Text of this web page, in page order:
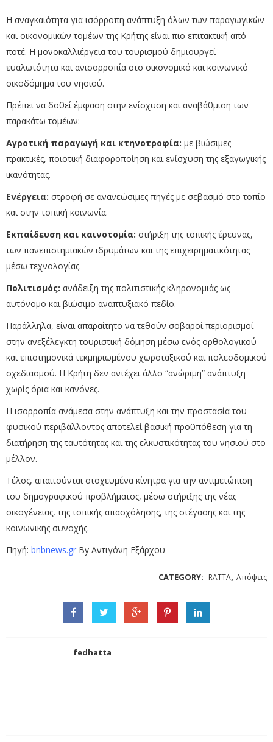
Η αναγκαιότητα για ισόρροπη ανάπτυξη όλων των παραγωγικών
και οικονομικών τομέων της Κρήτης είναι πιο επιτακτική από
ποτέ. Η μονοκαλλιέργεια του τουρισμού δημιουργεί
ευαλωτότητα και ανισορροπία στο οικονομικό και κοινωνικό
οικοδόμημα του νησιού.
Πρέπει να δοθεί έμφαση στην ενίσχυση και αναβάθμιση των
παρακάτω τομέων:
Αγροτική παραγωγή και κτηνοτροφία: με βιώσιμες
πρακτικές, ποιοτική διαφοροποίηση και ενίσχυση της εξαγωγικής
ικανότητας.
Ενέργεια: στροφή σε ανανεώσιμες πηγές με σεβασμό στο τοπίο
και στην τοπική κοινωνία.
Εκπαίδευση και καινοτομία: στήριξη της τοπικής έρευνας,
των πανεπιστημιακών ιδρυμάτων και της επιχειρηματικότητας
μέσω τεχνολογίας.
Πολιτισμός: ανάδειξη της πολιτιστικής κληρονομιάς ως
αυτόνομο και βιώσιμο αναπτυξιακό πεδίο.
Παράλληλα, είναι απαραίτητο να τεθούν σοβαροί περιορισμοί
στην ανεξέλεγκτη τουριστική δόμηση μέσω ενός ορθολογικού
και επιστημονικά τεκμηριωμένου χωροταξικού και πολεοδομικού
σχεδιασμού. Η Κρήτη δεν αντέχει άλλο “ανώριμη” ανάπτυξη
χωρίς όρια και κανόνες.
Η ισορροπία ανάμεσα στην ανάπτυξη και την προστασία του
φυσικού περιβάλλοντος αποτελεί βασική προϋπόθεση για τη
διατήρηση της ταυτότητας και της ελκυστικότητας του νησιού στο
μέλλον.
Τέλος, απαιτούνται στοχευμένα κίνητρα για την αντιμετώπιση
του δημογραφικού προβλήματος, μέσω στήριξης της νέας
οικογένειας, της τοπικής απασχόλησης, της στέγασης και της
κοινωνικής συνοχής.
Πηγή: bnbnews.gr By Αντιγόνη Εξάρχου
CATEGORY: RATTA, Απόψεις
fedhatta